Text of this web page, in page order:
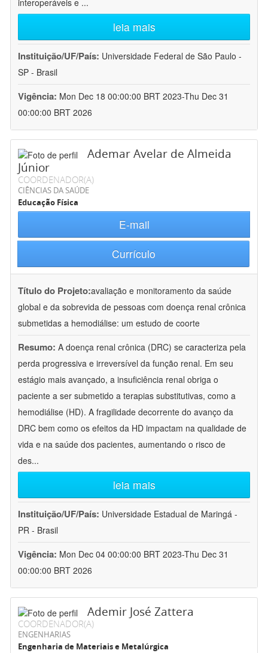
interoperáveis e ...
leia mais
Instituição/UF/País: Universidade Federal de São Paulo -
SP - Brasil
Vigência: Mon Dec 18 00:00:00 BRT 2023-Thu Dec 31
00:00:00 BRT 2026
Ademar Avelar de Almeida
Júnior
COORDENADOR(A)
CIÊNCIAS DA SAÚDE
Educação Física
E-mail
Currículo
Título do Projeto:avaliação e monitoramento da saúde
global e da sobrevida de pessoas com doença renal crônica
submetidas a hemodiálise: um estudo de coorte
Resumo: A doença renal crônica (DRC) se caracteriza pela
perda progressiva e irreversível da função renal. Em seu
estágio mais avançado, a insuficiência renal obriga o
paciente a ser submetido a terapias substitutivas, como a
hemodiálise (HD). A fragilidade decorrente do avanço da
DRC bem como os efeitos da HD impactam na qualidade de
vida e na saúde dos pacientes, aumentando o risco de
des...
leia mais
Instituição/UF/País: Universidade Estadual de Maringá -
PR - Brasil
Vigência: Mon Dec 04 00:00:00 BRT 2023-Thu Dec 31
00:00:00 BRT 2026
Ademir José Zattera
COORDENADOR(A)
ENGENHARIAS
Engenharia de Materiais e Metalúrgica